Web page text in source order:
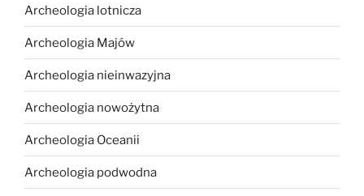
Archeologia lotnicza
Archeologia Majów
Archeologia nieinwazyjna
Archeologia nowożytna
Archeologia Oceanii
Archeologia podwodna